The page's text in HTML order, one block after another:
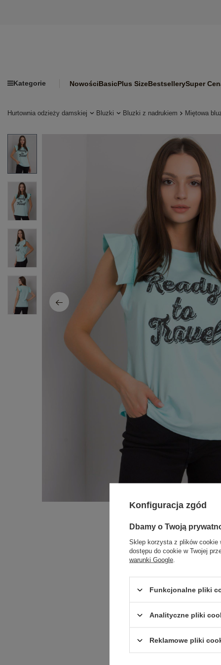
Kategorie NowościBasicPlus SizeBestsellerySuper
Hurtownia odzieży damskiej Bluzki Bluzki z nadrukiem Miętowa
Konfiguracja zgód
Dbamy o Twoją
Sklep korzysta z plików cookie
dostępu do cookie w Twojej
warunki Google
Funkcjonalne pliki
Analityczne pliki
Reklamowe pliki